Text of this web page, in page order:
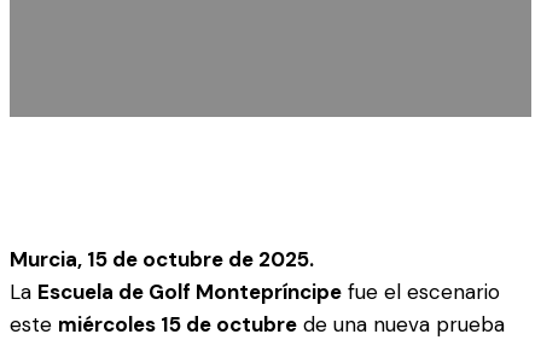
Murcia, 15 de octubre de 2025.
La Escuela de Golf Montepríncipe fue el escenario
este miércoles 15 de octubre de una nueva prueba